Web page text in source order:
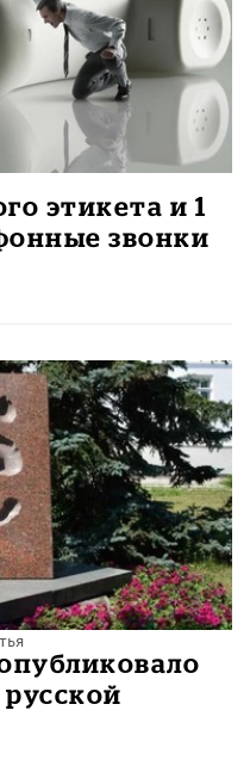
этикета и 1
звонки